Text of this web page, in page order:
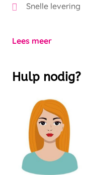
Snelle levering
Lees meer
Hulp nodig?